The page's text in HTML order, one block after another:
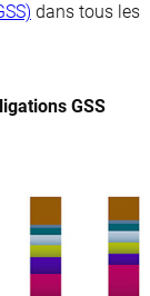
dans tous les
GSS